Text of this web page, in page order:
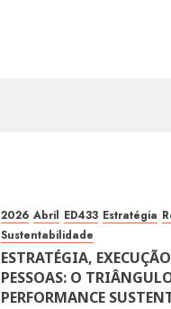
2026 Abril ED433 Estratégia
Sustentabilidade
ESTRATÉGIA,
PESSOAS: O
PERFORMANCE